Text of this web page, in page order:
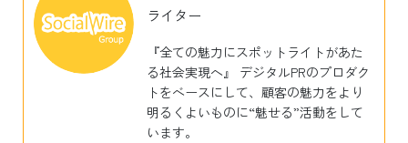
ライター
『全ての魅力にスポットライトがあた
る社会実現へ』 デジタルPRのプロダク
トをベースにして、顧客の魅力をより
明るくよいものに“魅せる”活動をして
います。